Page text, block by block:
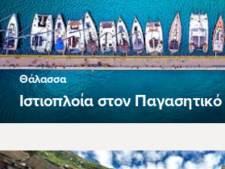
Θάλασσα
Ιστιοπλοία στον Παγασητικό